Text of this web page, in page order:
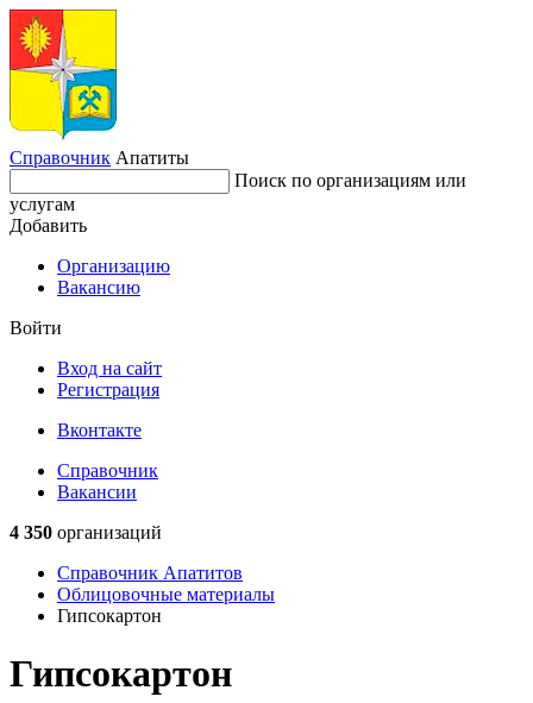
Справочник Апатиты
Поиск по организациям или
услугам
Добавить
Организацию
Вакансию
Войти
Вход на сайт
Регистрация
Вконтакте
Справочник
Вакансии
4 350 организаций
Справочник Апатитов
Облицовочные материалы
Гипсокартон
Гипсокартон